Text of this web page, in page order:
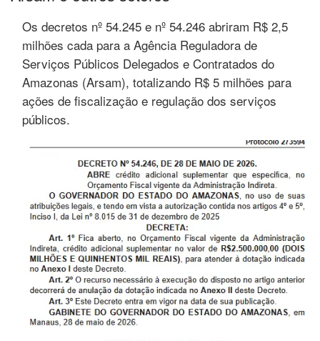
Os decretos nº 54.245 e nº 54.246 abriram R$ 2,5
milhões cada para a Agência Reguladora de
Serviços Públicos Delegados e Contratados do
Amazonas (Arsam), totalizando R$ 5 milhões para
ações de fiscalização e regulação dos serviços
públicos.